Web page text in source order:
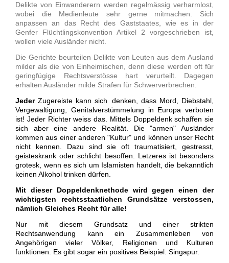
Delikte von Einwanderern werden regelmässig verharmlost,
wobei die Medienleute sehr gerne mitmachen. Sich
anpassen an das Recht des Gaststaates, wie es in der
Genfer Flüchtlingskonvention Artikel 2 vorgeschrieben ist,
wollen viele Ausländer nicht.
Die Gerichte beurteilen Delikte von Leuten aus dem Ausland
milder als die von Einheimischen, denn diese werden oft für
geringfügige Rechtsverstösse hart verurteilt. Dagegen
erhalten Ausländer milde Strafen für Schwerverbrechen.
JederZugereiste kann sich
denken, dass Mord, Diebstahl,
Vergewaltigung, Genitalverstümmelung in Europa verboten
ist! Jeder Richter weiss das. Mittels Doppeldenk schaffen sie
sich aber eine andere Realität. Die "armen" Ausländer
kommen aus einer anderen "Kultur" und können unser Recht
nicht kennen. Dazu sind sie oft traumatisiert, gestresst,
geisteskrank oder schlicht besoffen. Letzeres ist besonders
grotesk, wenn es sich um Islamisten handelt, die bekanntlich
keinen Alkohol trinken dürfen.
Mit dieser Doppeldenknethode wird gegen einen der
wichtigsten rechtsstaatlichen Grundsätze verstossen,
nämlich Gleiches Recht für alle!
Nur mit diesem Grundsatz und einer strikten
Rechtsanwendung kann ein Zusammenleben von
Angehörigen vieler Völker, Religionen und Kulturen
funktionen. Es gibt sogar ein positives Beispiel: Singapur.